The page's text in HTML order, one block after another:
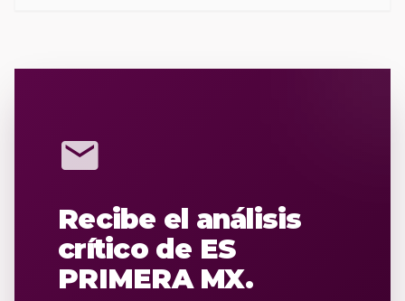
mail
Recibe el análisis
crítico de ES
PRIMERA MX.